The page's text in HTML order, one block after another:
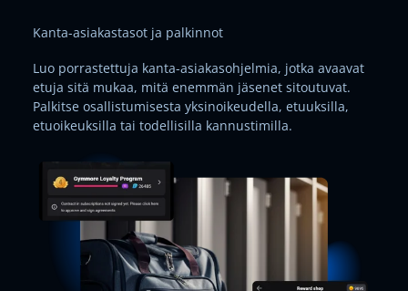
Kanta-asiakastasot ja palkinnot
Luo porrastettuja kanta-asiakasohjelmia, jotka avaavat
etuja sitä mukaa, mitä enemmän jäsenet sitoutuvat.
Palkitse osallistumisesta yksinoikeudella, etuuksilla,
etuoikeuksilla tai todellisilla kannustimilla.